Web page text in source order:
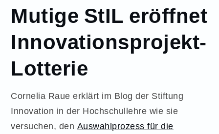
Mutige StIL eröffnet
Innovationsprojekt-
Lotterie
Cornelia Raue erklärt im Blog der Stiftung
Innovation in der Hochschullehre wie sie
versuchen, den Auswahlprozess für die